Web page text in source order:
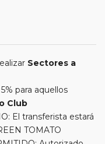
Sectores a
para aquellos
Club
El transferista estará
TOMATO